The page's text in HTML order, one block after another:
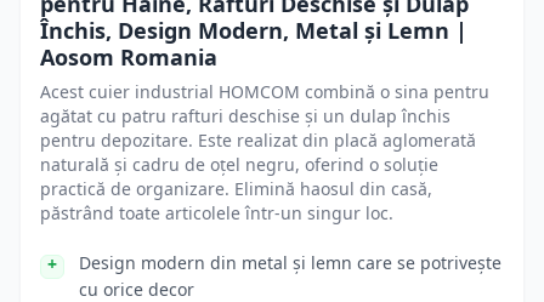
Închis, Design Modern, Metal și Lemn |
Aosom Romania
Acest cuier industrial HOMCOM combină o sina pentru
agătat cu patru rafturi deschise și un dulap închis
pentru depozitare. Este realizat din placă aglomerată
naturală și cadru de oțel negru, oferind o soluție
practică de organizare. Elimină haosul din casă,
păstrând toate articolele într-un singur loc.
Design modern din metal și lemn care se potrivește
cu orice decor